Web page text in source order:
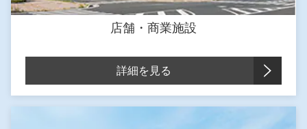
店舗・商業施設
詳細を見る